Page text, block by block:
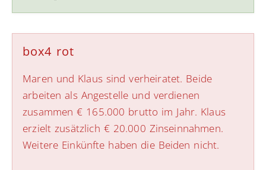
box4 rot
Maren und Klaus sind verheiratet. Beide
arbeiten als Angestelle und verdienen
zusammen € 165.000 brutto im Jahr. Klaus
erzielt zusätzlich € 20.000 Zinseinnahmen.
Weitere Einkünfte haben die Beiden nicht.